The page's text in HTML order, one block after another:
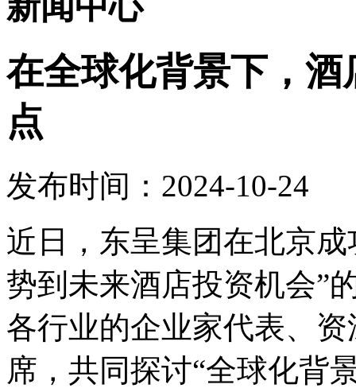
在全球化背景下，
点
发布时间：2024-10-24
近日，东呈集团在北京
势到未来酒店投资机会”
各行业的企业家代表、
席，共同探讨“全球化背